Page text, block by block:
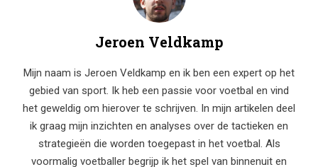
Jeroen Veldkamp
Mijn naam is Jeroen Veldkamp en ik ben een expert op het
gebied van sport. Ik heb een passie voor voetbal en vind
het geweldig om hierover te schrijven. In mijn artikelen deel
ik graag mijn inzichten en analyses over de tactieken en
strategieën die worden toegepast in het voetbal. Als
voormalig voetballer begrijp ik het spel van binnenuit en